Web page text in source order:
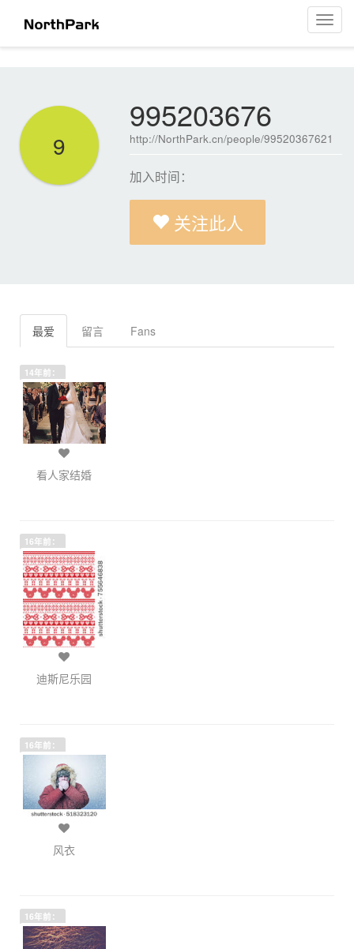
菜
单
9
995203676
http://NorthPark.cn/people/99520367621
加入时间：
关注此人
最爱 留言 Fans
14年前：
看人家结婚
16年前：
迪斯尼乐园
16年前：
风衣
16年前：